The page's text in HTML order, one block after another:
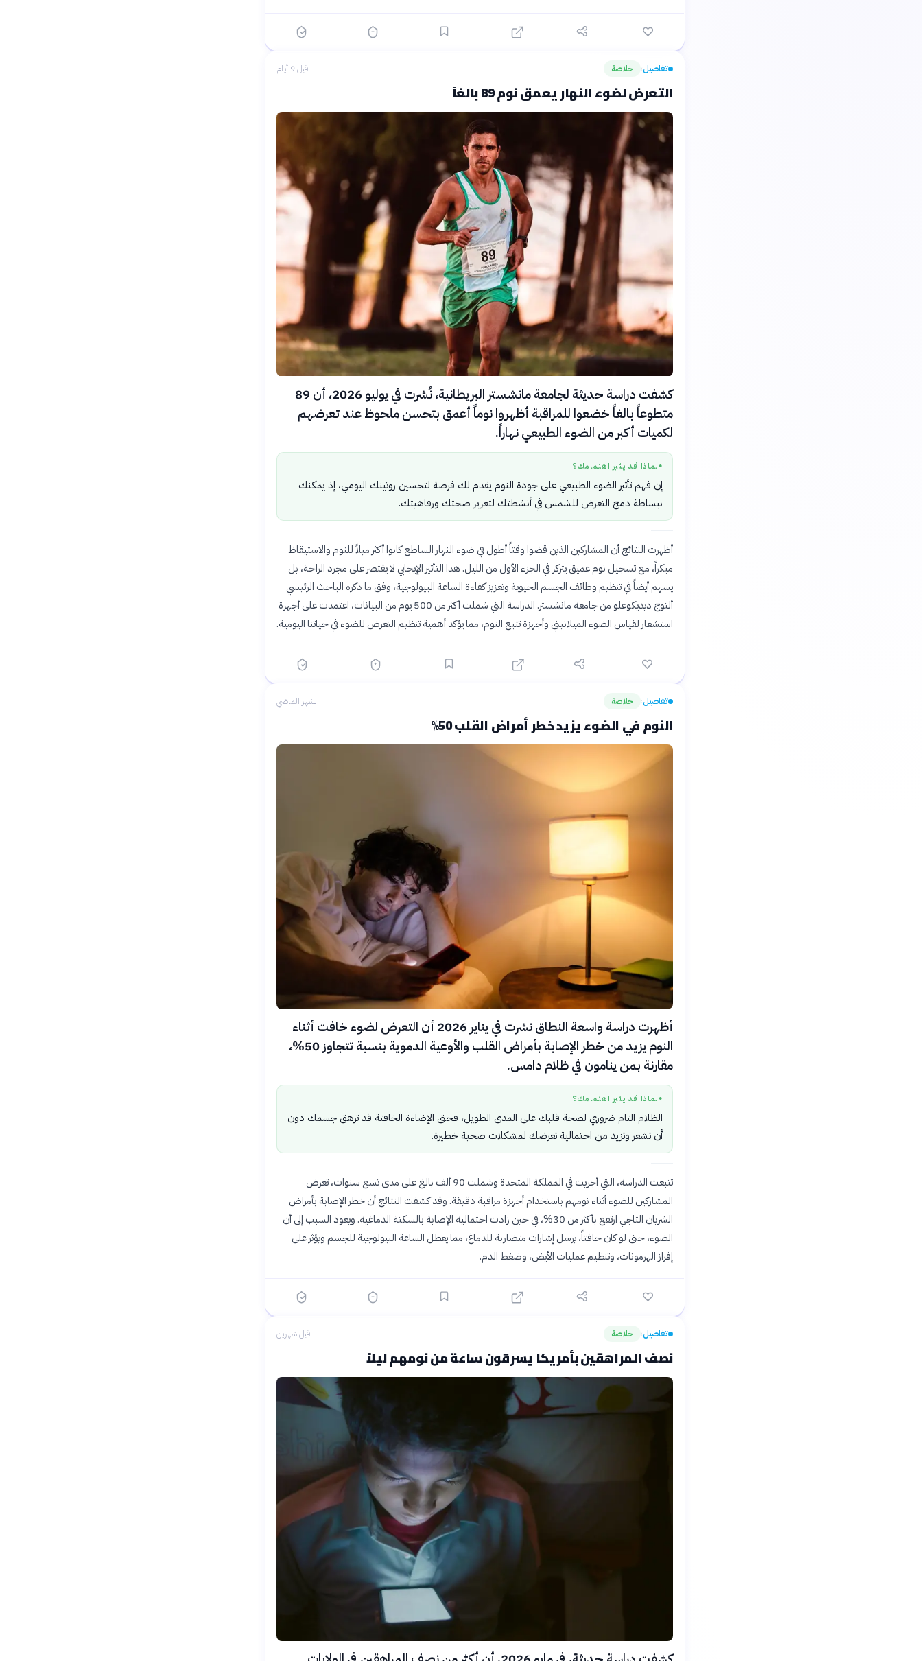
تفاصيل› خلاصة قبل 9 أيام
التعرض لضوء النهار يعمق نوم 89 بالغاً
كشفت دراسة حديثة لجامعة مانشستر البريطانية، نُشرت في يوليو 2026، أن 89
متطوعاً بالغاً خضعوا للمراقبة أظهروا نوماً أعمق بتحسن ملحوظ عند تعرضهم
لكميات أكبر من الضوء الطبيعي نهاراً.
● لماذا قد يثير اهتمامك؟
إن فهم تأثير الضوء الطبيعي على جودة النوم يقدم لك فرصة لتحسين روتينك اليومي، إذ يمكنك
ببساطة دمج التعرض للشمس في أنشطتك لتعزيز صحتك ورفاهيتك.
أظهرت النتائج أن المشاركين الذين قضوا وقتاً أطول في ضوء النهار الساطع كانوا أكثر ميلاً للنوم والاستيقاظ
مبكراً، مع تسجيل نوم عميق يتركز في الجزء الأول من الليل. هذا التأثير الإيجابي لا يقتصر على مجرد الراحة، بل
يسهم أيضاً في تنظيم وظائف الجسم الحيوية وتعزيز كفاءة الساعة البيولوجية، وفق ما ذكره الباحث الرئيسي
ألتوج ديديكوغلو من جامعة مانشستر. الدراسة التي شملت أكثر من 500 يوم من البيانات، اعتمدت على أجهزة
استشعار لقياس الضوء الميلانيني وأجهزة تتبع النوم، مما يؤكد أهمية تنظيم التعرض للضوء في حياتنا اليومية.
تفاصيل› خلاصة الشهر الماضي
النوم في الضوء يزيد خطر أمراض القلب 50%
أظهرت دراسة واسعة النطاق نشرت في يناير 2026 أن التعرض لضوء خافت أثناء
النوم يزيد من خطر الإصابة بأمراض القلب والأوعية الدموية بنسبة تتجاوز 50%،
مقارنة بمن ينامون في ظلام دامس.
● لماذا قد يثير اهتمامك؟
الظلام التام ضروري لصحة قلبك على المدى الطويل، فحتى الإضاءة الخافتة قد ترهق جسمك دون
أن تشعر وتزيد من احتمالية تعرضك لمشكلات صحية خطيرة.
تتبعت الدراسة، التي أجريت في المملكة المتحدة وشملت 90 ألف بالغ على مدى تسع سنوات، تعرض
المشاركين للضوء أثناء نومهم باستخدام أجهزة مراقبة دقيقة. وقد كشفت النتائج أن خطر الإصابة بأمراض
الشريان التاجي ارتفع بأكثر من 30%، في حين زادت احتمالية الإصابة بالسكتة الدماغية. ويعود السبب إلى أن
الضوء، حتى لو كان خافتاً، يرسل إشارات متضاربة للدماغ، مما يعطل الساعة البيولوجية للجسم ويؤثر على
إفراز الهرمونات، وتنظيم عمليات الأيض، وضغط الدم.
تفاصيل› خلاصة قبل شهرين
نصف المراهقين بأمريكا يسرقون ساعة من نومهم ليلاً